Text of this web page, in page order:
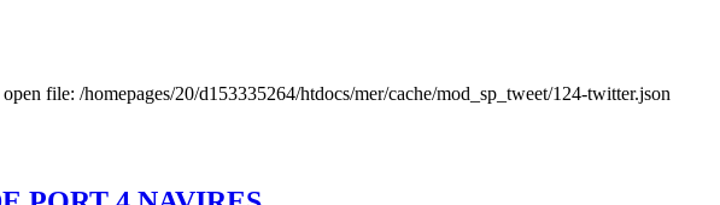
file: /homepages/20/d153335264/htdocs/mer/cache/mod_sp_tweet/124-twitter.json